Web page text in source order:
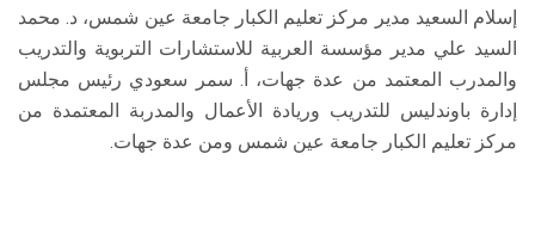
إسلام السعيد مدير مركز تعليم الكبار جامعة عين شمس، د. محمد
السيد علي مدير مؤسسة العربية للاستشارات التربوية والتدريب
والمدرب المعتمد من عدة جهات، أ. سمر سعودي رئيس مجلس
إدارة باوندليس للتدريب وريادة الأعمال والمدربة المعتمدة من
مركز تعليم الكبار جامعة عين شمس ومن عدة جهات.